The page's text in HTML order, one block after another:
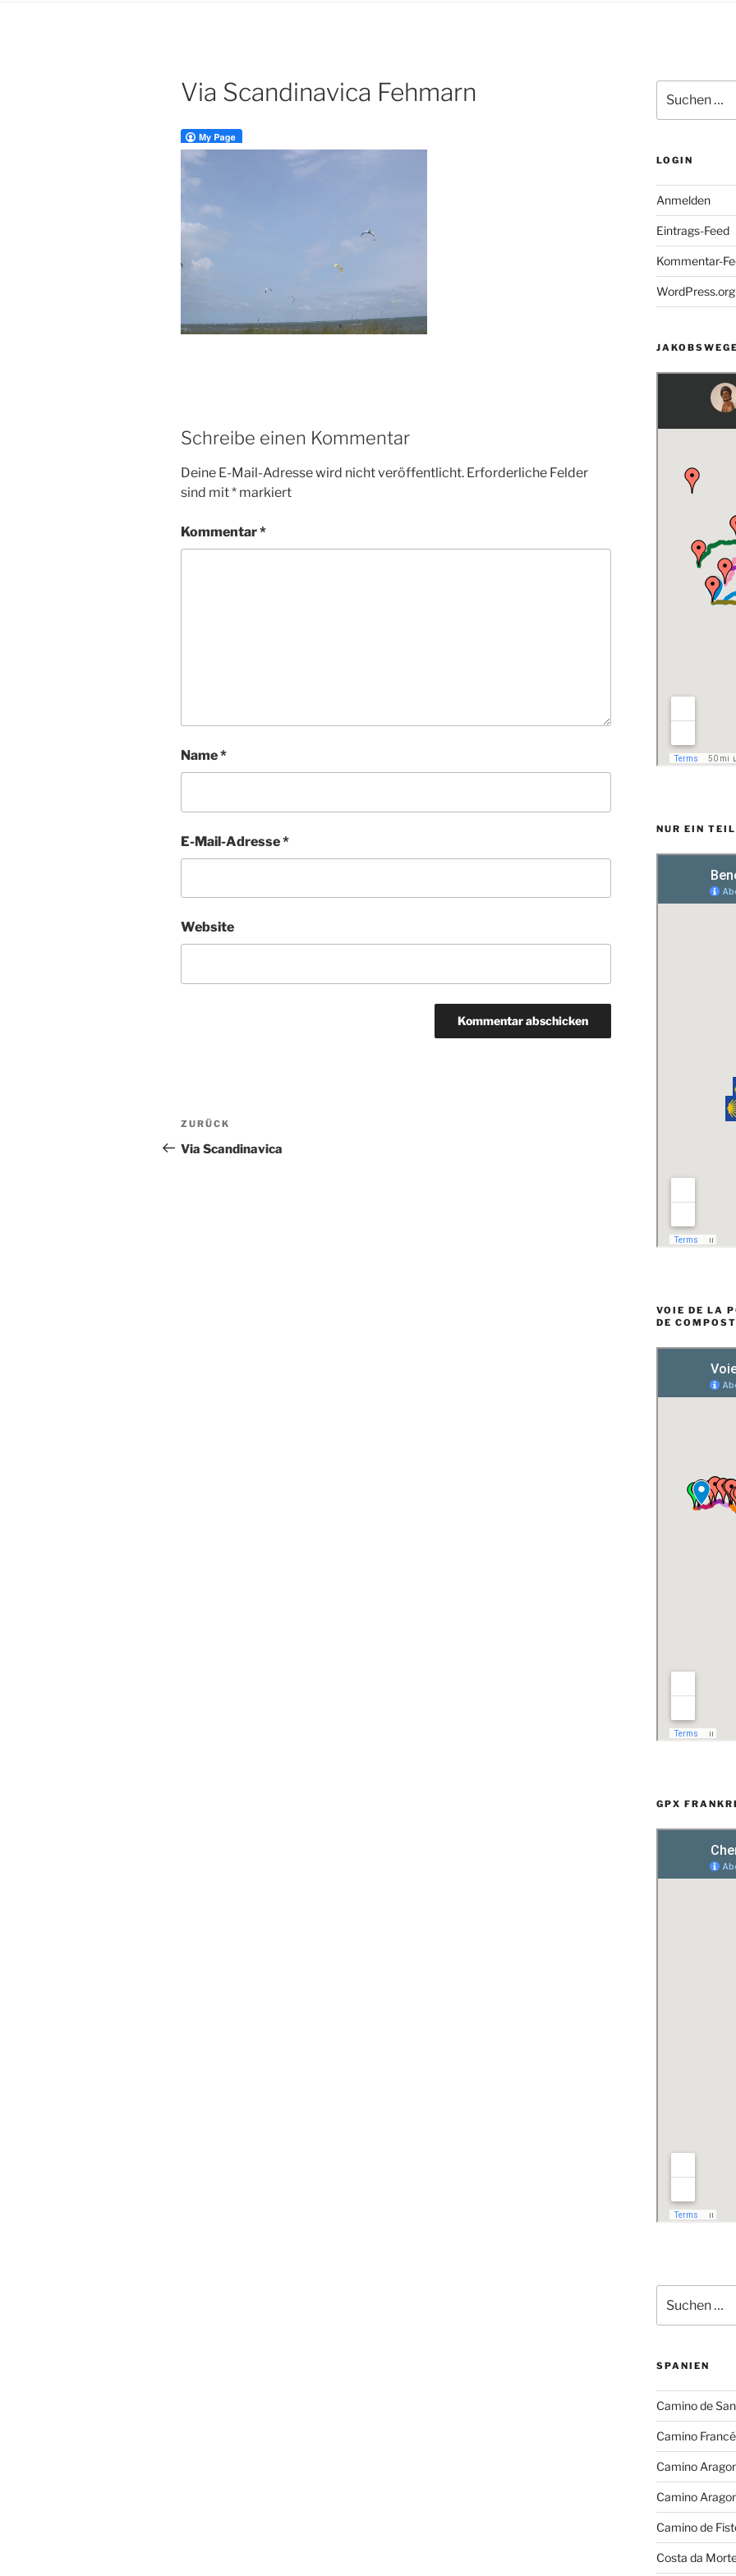
Via Scandinavica Fehmarn
Schreibe einen Kommentar
Deine E-Mail-Adresse wird nicht veröffentlicht. Erforderliche Felder
sind mit* markiert
Kommentar*
Name*
E-Mail-Adresse*
Website
Beitragsnavigation
Vorheriger
Beitrag
ZURÜCK
Via Scandinavica
nach:
LOGIN
Anmelden
Eintrags-Feed
Kommentar-
WordPress.org
NUR EIN
VOIE DE LA
DE
GPX
nach:
SPANIEN
Camino de
Camino
Camino
Camino
Camino de
Costa da